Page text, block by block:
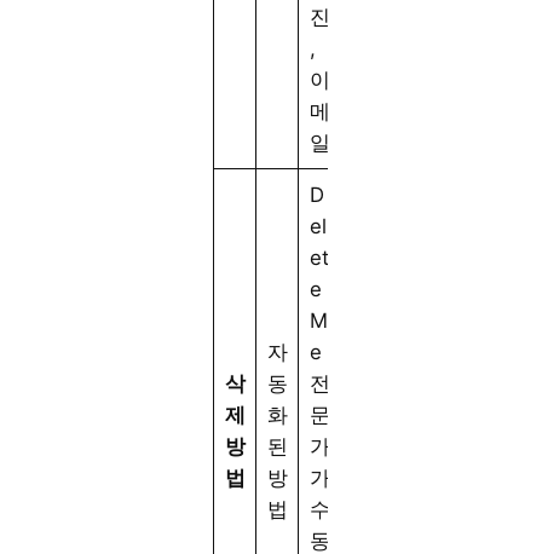
진
,
이
메
일
삭
제
방
법
자
동
화
된
방
법
D
el
et
e
M
e
전
문
가
가
수
동